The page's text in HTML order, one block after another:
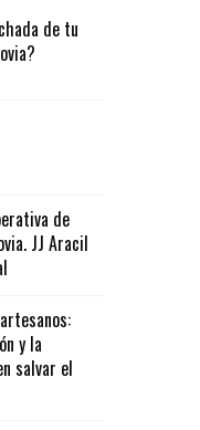
de tu
de
JJ Aracil
y la
salvar el